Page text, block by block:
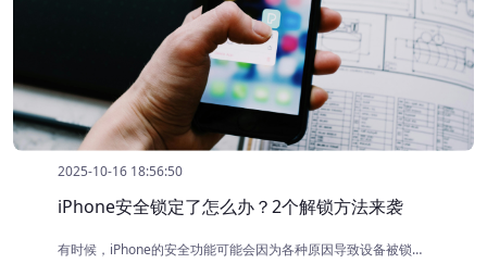
2025-10-16 18:56:50
iPhone安全锁定了怎么办？2个解锁方法来袭
有时候，iPhone的安全功能可能会因为各种原因导致设备被锁定。这可能发生在输入错误的密码次数过多时，或者设备出现故障。许多用户在面对这种情况时会感到无助，因为他们无法访问手机中的重要数据和应用。